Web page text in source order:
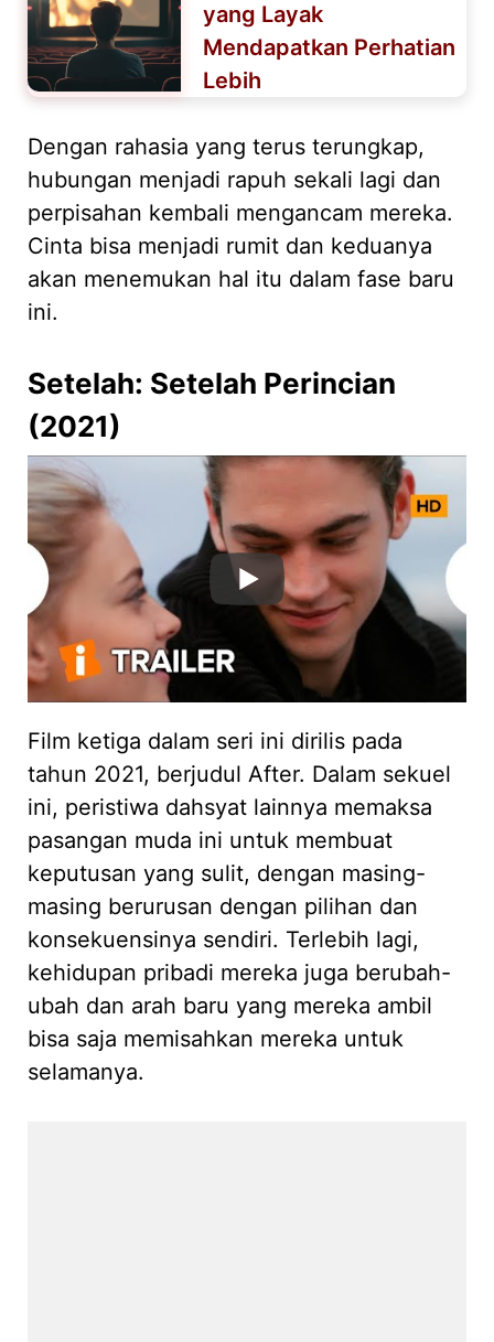
yang Layak
Mendapatkan Perhatian
Lebih
Dengan rahasia yang terus terungkap,
hubungan menjadi rapuh sekali lagi dan
perpisahan kembali mengancam mereka.
Cinta bisa menjadi rumit dan keduanya
akan menemukan hal itu dalam fase baru
ini.
Setelah: Setelah Perincian
(2021)
Film ketiga dalam seri ini dirilis pada
tahun 2021, berjudul After. Dalam sekuel
ini, peristiwa dahsyat lainnya memaksa
pasangan muda ini untuk membuat
keputusan yang sulit, dengan masing-
masing berurusan dengan pilihan dan
konsekuensinya sendiri. Terlebih lagi,
kehidupan pribadi mereka juga berubah-
ubah dan arah baru yang mereka ambil
bisa saja memisahkan mereka untuk
selamanya.